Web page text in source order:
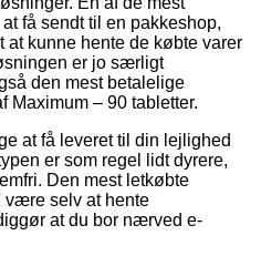
få sendt til en pakkeshop,
at kunne hente de købte varer
er jo særligt
den mest betalelige
Maximum – 90 tabletter.
at få leveret til din lejlighed
er som regel lidt dyrere,
Den mest letkøbte
være selv at hente
at du bor nærved e-